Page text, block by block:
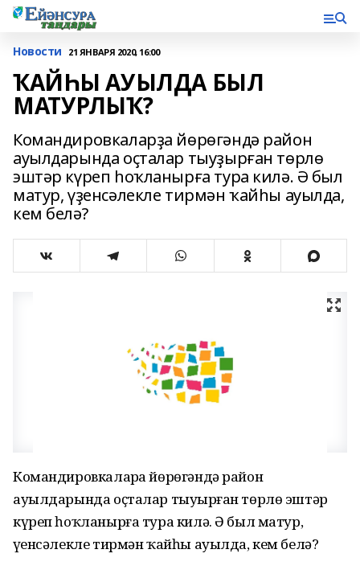
Новости 21 ЯНВАРЯ 2020, 16:00
ҠАЙҺЫ АУЫЛДА БЫЛ
МАТУРЛЫҠ?
Командировкаларҙа йөрөгәндә район
ауылдарында оҫталар тыуҙырған төрлө
эштәр күреп һоҡланырға тура килә. Ә был
матур, үҙенсәлекле тирмән ҡайһы ауылда,
кем белә?
Командировкаларҙа йөрөгәндә район
ауылдарында оҫталар тыуҙырған төрлө эштәр
күреп һоҡланырға тура килә. Ә был матур,
үҙенсәлекле тирмән ҡайһы ауылда, кем белә?